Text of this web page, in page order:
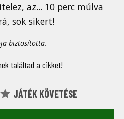
az... 10 perc múlva
sok sikert!
biztosította.
találtad a cikket!
JÁTÉK KÖVETÉSE